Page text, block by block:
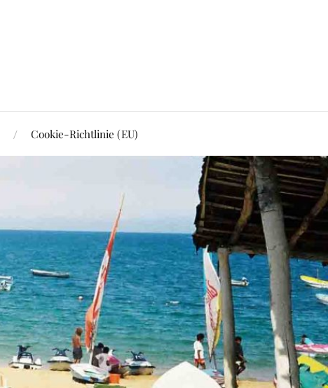
Cookie-Richtlinie (EU)